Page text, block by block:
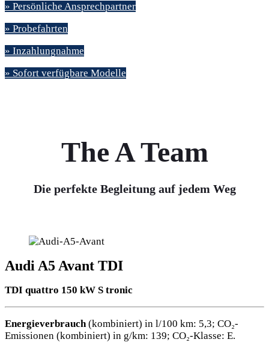
» Persönliche Ansprechpartner
» Probefahrten
» Inzahlungnahme
» Sofort verfügbare Modelle
The A Team
Die perfekte Begleitung auf jedem Weg
Audi A5 Avant TDI
TDI quattro 150 kW S tronic
Energieverbrauch (kombiniert) in l/100 km: 5,3; CO₂-
Emissionen (kombiniert) in g/km: 139; CO₂-Klasse: E.